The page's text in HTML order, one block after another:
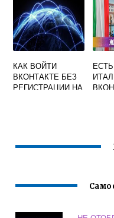
КАК ВОЙТИ
ВКОНТАКТЕ БЕЗ
РЕГИСТРАЦИИ НА